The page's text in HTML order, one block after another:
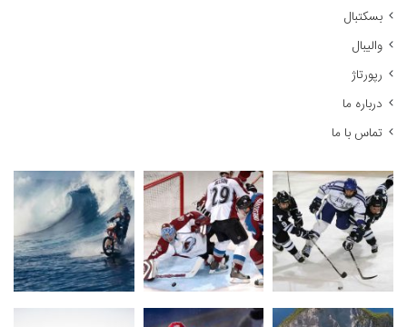
بسکتبال
والیبال
رپورتاژ
درباره ما
تماس با ما